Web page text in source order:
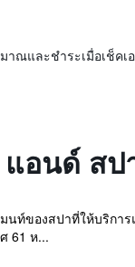
ณและชำระเมื่อเช็คเ
แอนด์ สป
ท์ของสปาที่ให้บริกา
61 ห...